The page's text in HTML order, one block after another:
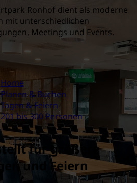
Ronhof dient als moderne
mit unterschiedlichen
Meetings und Events.
Home
Planen & Buchen
Tagen & Feiern
201 bis 300 Personen
für größere
und Feiern